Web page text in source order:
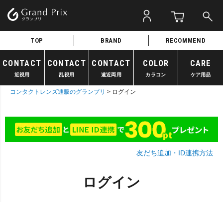
TOP BRAND RECOMMEND
CONTACT
近視用
CONTACT
乱視用
CONTACT
遠近両用
COLOR
カラコン
CARE
ケア用品
コンタクトレンズ通販のグランプリ ログイン
友だち追加・ID連携方法
ログイン